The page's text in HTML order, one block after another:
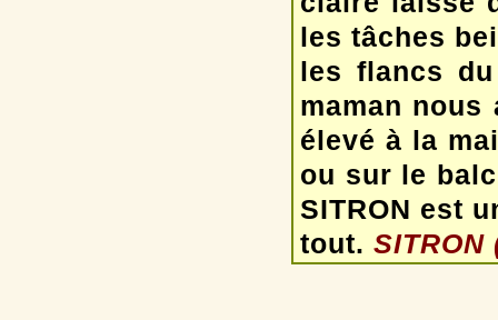
les tâches
les flancs
maman nous
élevé à la
ou sur le
SITRON est
tout.